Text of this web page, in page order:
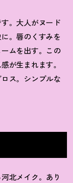
。大人がヌード
。唇のくすみを
ムを出す。この
が生まれます。
ス。シンプルな
北メイク。あり